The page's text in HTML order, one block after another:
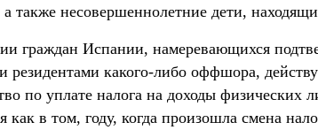
а также несовершеннолетние дети,
граждан Испании, намеревающихся
резидентами какого-либо оффшора,
по уплате налога на доходы
как в том, году, когда произошла смена